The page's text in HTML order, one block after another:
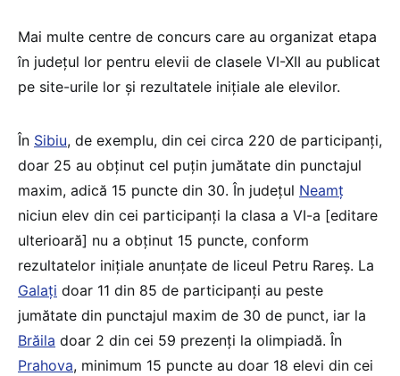
Mai multe centre de concurs care au organizat etapa
în județul lor pentru elevii de clasele VI-XII au publicat
pe site-urile lor și rezultatele inițiale ale elevilor.
În Sibiu, de exemplu, din cei circa 220 de participanți,
doar 25 au obținut cel puțin jumătate din punctajul
maxim, adică 15 puncte din 30. În județul Neamț
niciun elev din cei participanți la clasa a VI-a [editare
ulterioară] nu a obținut 15 puncte, conform
rezultatelor inițiale anunțate de liceul Petru Rareș. La
Galați doar 11 din 85 de participanți au peste
jumătate din punctajul maxim de 30 de punct, iar la
Brăila doar 2 din cei 59 prezenți la olimpiadă. În
Prahova, minimum 15 puncte au doar 18 elevi din cei